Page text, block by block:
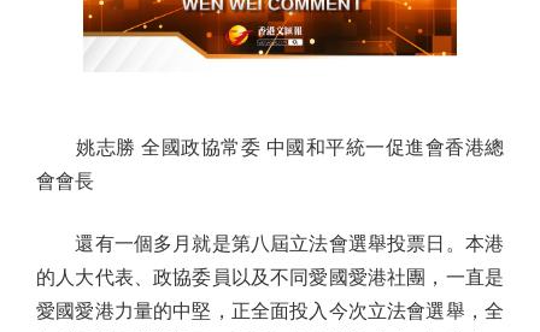
姚志勝 全國政協常委 中國和平統一促進會香港總
會會長
還有一個多月就是第八屆立法會選舉投票日。本港
的人大代表、政協委員以及不同愛國愛港社團，一直是
愛國愛港力量的中堅，正全面投入今次立法會選舉，全